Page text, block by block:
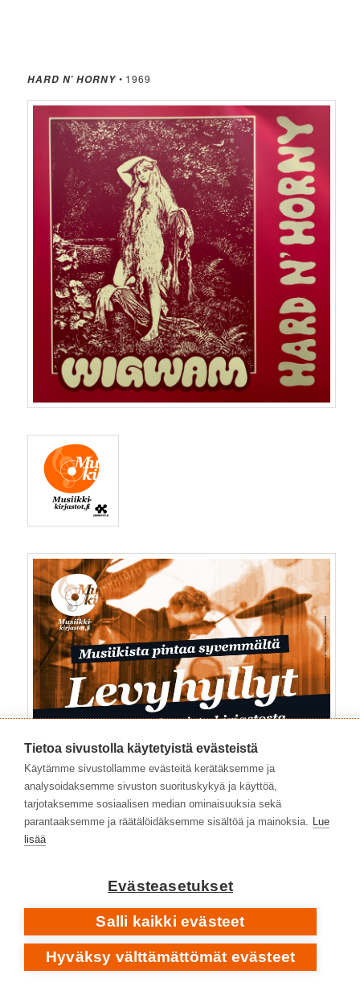
HARD N’ HORNY• 1969
Tietoa sivustolla käytetyistä evästeistä
Käytämme sivustollamme evästeitä kerätäksemme ja
analysoidaksemme sivuston suorituskykyä ja käyttöä,
tarjotaksemme sosiaalisen median ominaisuuksia sekä
parantaaksemme ja räätälöidäksemme sisältöä ja mainoksia. Lue
lisää
Evästeasetukset
Salli kaikki evästeet
Hyväksy välttämättömät evästeet